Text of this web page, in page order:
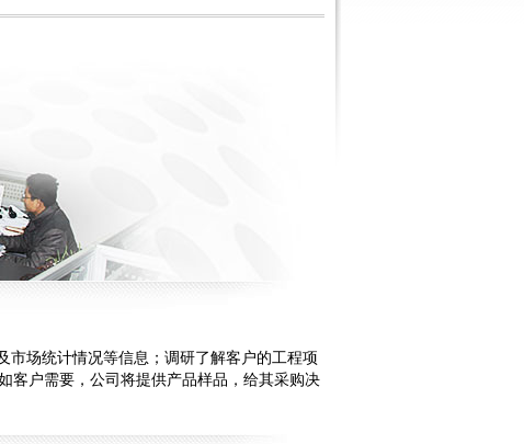
场统计情况等信息；调研了解客户的工程项
客户需要，公司将提供产品样品，给其采购决